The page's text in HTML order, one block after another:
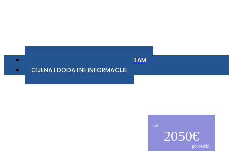
PROGRAM
CIJENA I DODATNE INFORMACIJE
od
2050€
po osobi